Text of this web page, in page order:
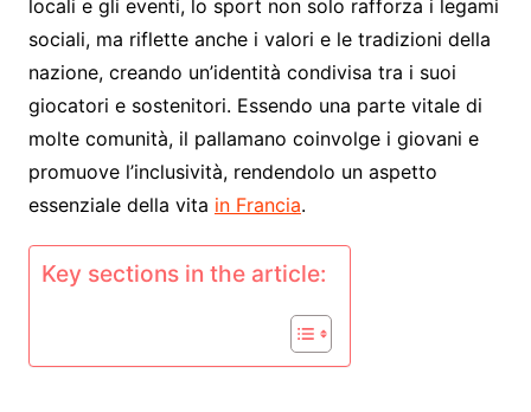
locali e gli eventi, lo sport non solo rafforza i legami
sociali, ma riflette anche i valori e le tradizioni della
nazione, creando un’identità condivisa tra i suoi
giocatori e sostenitori. Essendo una parte vitale di
molte comunità, il pallamano coinvolge i giovani e
promuove l’inclusività, rendendolo un aspetto
essenziale della vita in Francia.
Key sections in the article: